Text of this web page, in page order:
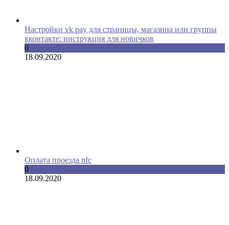
Настройки vk pay для страницы, магазина или группы
вконтакте: инструкция для новичков
0
18.09.2020
Оплата проезда nfc
0
18.09.2020